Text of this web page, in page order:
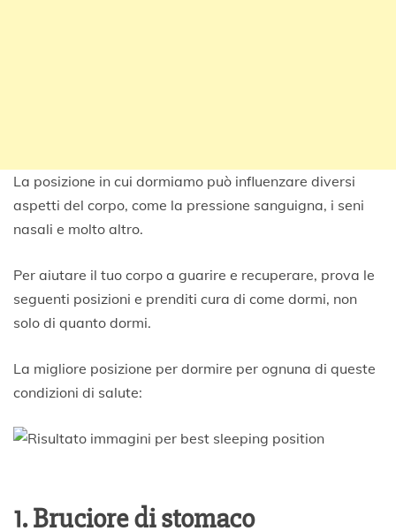
La posizione in cui dormiamo può influenzare diversi
aspetti del corpo, come la pressione sanguigna, i seni
nasali e molto altro.
Per aiutare il tuo corpo a guarire e recuperare, prova le
seguenti posizioni e prenditi cura di come dormi, non
solo di quanto dormi.
La migliore posizione per dormire per ognuna di queste
condizioni di salute:
1. Bruciore di stomaco